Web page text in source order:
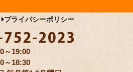
プライバシーポリシー
～19:00
～18:30